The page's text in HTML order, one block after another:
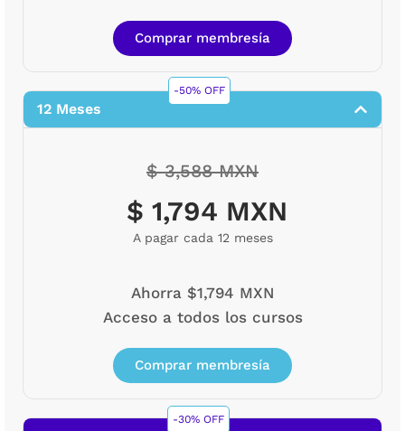
Comprar membresía
-50% OFF
12 Meses
$ 3,588 MXN
$ 1,794 MXN
A pagar cada 12 meses
Ahorra $1,794 MXN
Acceso a todos los cursos
Comprar membresía
-30% OFF